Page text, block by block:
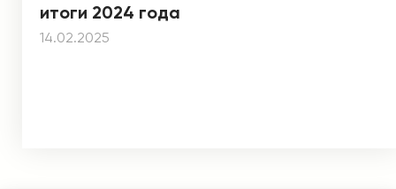
итоги 2024 года
14.02.2025